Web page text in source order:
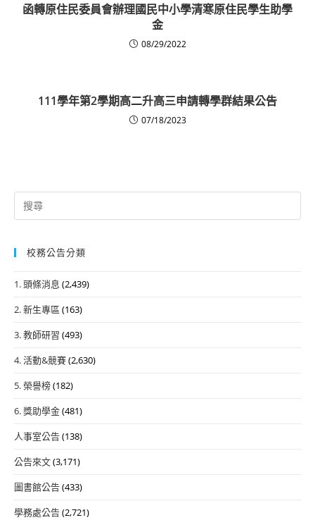
函轉原住民委員會辦理國民中小學清寒原住民學生助學
金
08/29/2022
111學年第2學期高二升高三申請轉學群結果公告
07/18/2023
Search
for:
校務公告分類
1. 頭條消息 (2,439)
2. 新生專區 (163)
3. 教師研習 (493)
4. 活動&競賽(2,630)
5. 榮譽榜(182)
6. 獎助學金(481)
人事室公告(138)
公告來文(3,171)
圖書館公告(433)
學務處公告(2,721)